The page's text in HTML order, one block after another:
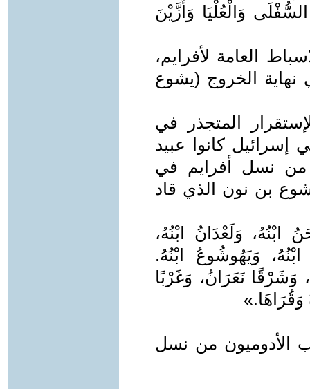
وَالْعُلْيَا وَأُزَّيْنَ
العامة لأفرايم،
الخروج (يشوع
المتجذر في
إسرائيل كانوا عبيد
نسل أفرايم في
إلى يشوع بن نون الذي قاد
ابْنُهُ، وَلَعْدَانُ ابْنُهُ،
وَيَهُوشُوعُ ابْنُهُ.
وَشَرْقًا نَعَرَانُ، وَغَرْبًا
من نسل